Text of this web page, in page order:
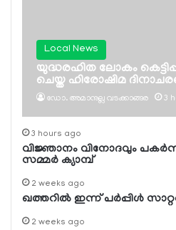
Local News
യുദ്ധരഹിത ലോകം
ചെയ്ത ഹിരോഷിമ
ഡോ. അമാനുല്ല വടക്കാങ്ങര 3
3 hours ago
വിജ്ഞാനം വിനോദവും
സമ്മര്‍ ക്യാമ്പ്
2 weeks ago
ഖത്തറില്‍ ഇന്ന് പര്‍പ്പിള്‍
2 weeks ago